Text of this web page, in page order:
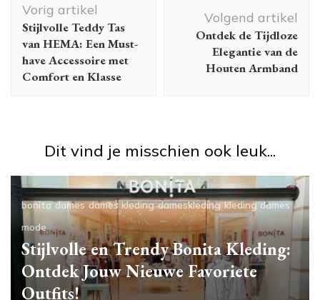
Vorig artikel
Stijlvolle Teddy Tas
van HEMA: Een Must-
have Accessoire met
Comfort en Klasse
Volgend artikel
Ontdek de Tijdloze
Elegantie van de
Houten Armband
Dit vind je misschien ook leuk...
bonita dames dames kleding dameskleding kleding dames
mode
Stijlvolle en Trendy Bonita Kleding:
Ontdek Jouw Nieuwe Favoriete
Outfits!